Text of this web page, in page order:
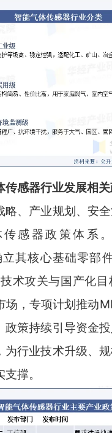
传感器行业发展相
略、产业规划、安
感器政策体系
其核心基础零部
术攻关与国产化
场，专项计划推动
政策持续引导资金
为行业技术升级、
撑。